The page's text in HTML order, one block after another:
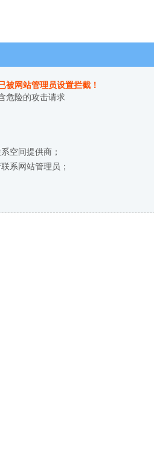
被网站管理员设置拦截！
危险的攻击请求
空间提供商；
系网站管理员；